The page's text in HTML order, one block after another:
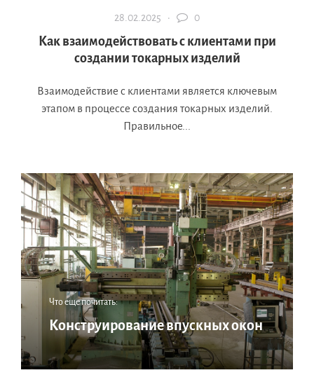
28.02.2025 · 0
Как взаимодействовать с клиентами при
создании токарных изделий
Взаимодействие с клиентами является ключевым
этапом в процессе создания токарных изделий.
Правильное...
Что еще почитать:
Конструирование впускных окон